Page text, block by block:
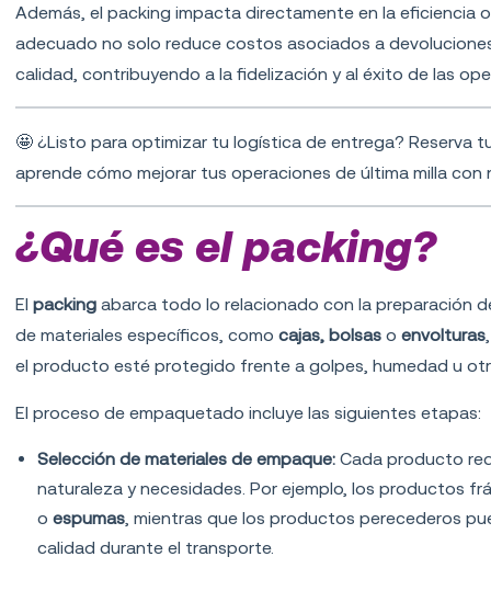
Además, el packing impacta directamente en la eficiencia
adecuado no solo reduce costos asociados a
calidad, contribuyendo a la fidelización y al éxito de las
🤩 ¿Listo para optimizar tu logística de entrega? Reserva
aprende cómo mejorar tus operaciones de última milla
¿Qué es el packing?
Elpacking abarca todo lo relacionado con la preparación
de materiales específicos, comocajas, bolsas oenvolturas
el producto esté protegido frente a golpes, humedad u
El proceso de empaquetado incluye las siguientes etapas:
Selección de materiales de empaque: Cada producto
naturaleza y necesidades. Por ejemplo, los productos
oespumas , mientras que los productos perecederos
calidad durante el transporte.